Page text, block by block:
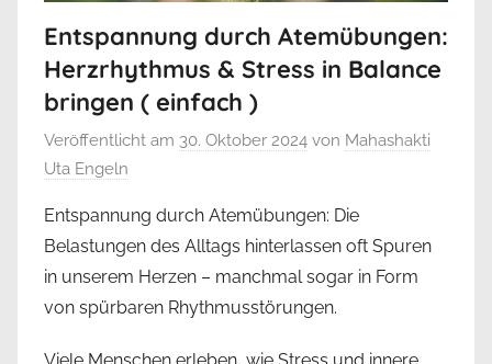
Entspannung durch Atemübungen:
Herzrhythmus & Stress in Balance
bringen ( einfach )
Veröffentlicht am 30. Oktober 2024 von Mahashakti
Uta Engeln
Entspannung durch Atemübungen: Die
Belastungen des Alltags hinterlassen oft Spuren
in unserem Herzen – manchmal sogar in Form
von spürbaren Rhythmusstörungen.